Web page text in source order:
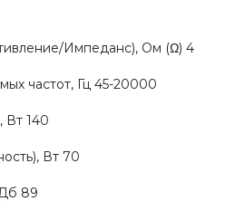
Импеданс), Ом (Ω) 4
частот, Гц 45-20000
Вт 140
Вт 70
Дб 89